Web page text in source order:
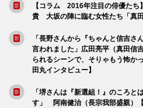
【コラム 2016年注目の俳優た
貴 大坂の陣に臨む女性たち「真田
「長野さんから『ちゃんと信吉さ
言われました」広田亮平（真田信
られるシーンで、そりゃもう怖か
田丸インタビュー】
「堺さんは『新選組！』のころと
す」 阿南健治（長宗我部盛親）【